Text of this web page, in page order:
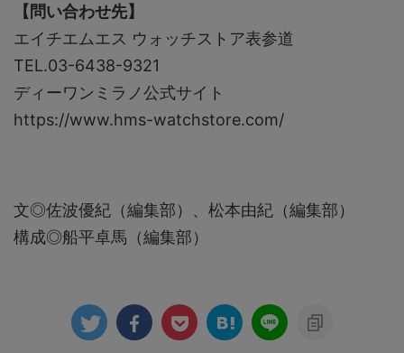
【問い合わせ先】
エイチエムエス ウォッチストア表参道
TEL.03-6438-9321
ディーワンミラノ公式サイト
https://www.hms-watchstore.com/
文◎佐波優紀（編集部）、松本由紀（編集部）
構成◎船平卓馬（編集部）